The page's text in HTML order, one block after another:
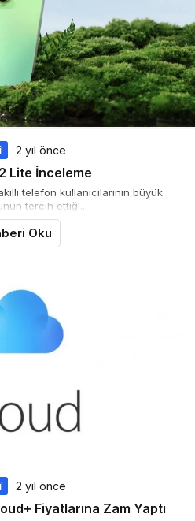
2 yıl önce
Lite İnceleme
telefon kullanıcılarının büyük
tercih ettiği...
Oku
2 yıl önce
Fiyatlarına Zam Yaptı